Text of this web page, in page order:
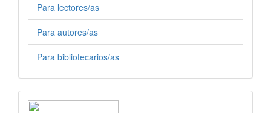
Para lectores/as
Para autores/as
Para bibliotecarios/as